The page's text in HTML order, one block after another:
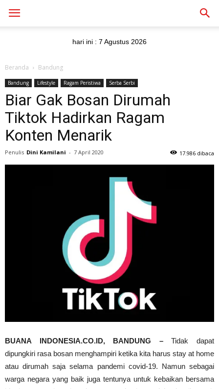
hari ini : 7 Agustus 2026
Beranda Bandung
Bandung Lifestyle Ragam Peristiwa Serba Serbi
Biar Gak Bosan Dirumah
Tiktok Hadirkan Ragam
Konten Menarik
Penulis Dini Kamilani - 7 April 2020 17.986 dibaca
BUANA INDONESIA.CO.ID, BANDUNG –Tidak dapat
dipungkiri rasa bosan menghampiri ketika kita harus stay at home
atau dirumah saja selama pandemi covid-19. Namun sebagai
warga negara yang baik juga tentunya untuk kebaikan bersama